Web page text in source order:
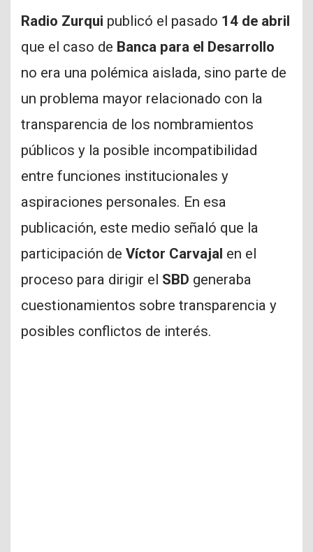
Radio Zurqui publicó el pasado 14 de abril
que el caso de Banca para el Desarrollo
no era una polémica aislada, sino parte de
un problema mayor relacionado con la
transparencia de los nombramientos
públicos y la posible incompatibilidad
entre funciones institucionales y
aspiraciones personales. En esa
publicación, este medio señaló que la
participación de Víctor Carvajal en el
proceso para dirigir el SBD generaba
cuestionamientos sobre transparencia y
posibles conflictos de interés.